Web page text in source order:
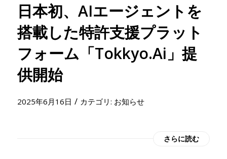
日本初、AIエージェントを
搭載した特許支援プラット
フォーム「Tokkyo.Ai」提
供開始
2025年6月16日 / カテゴリ: お知らせ
さらに読む